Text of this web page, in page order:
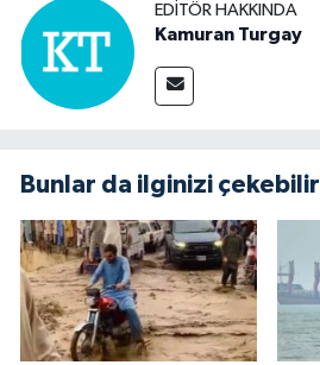
EDITÖR HAKKINDA
Kamuran Turgay
Bunlar da ilginizi çekebilir